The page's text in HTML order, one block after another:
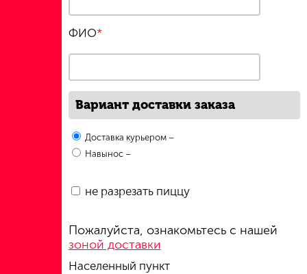
ФИО*
Вариант доставки заказа
Доставка курьером–
Навынос–
не разрезать пиццу
Пожалуйста, ознакомьтесь с нашей
зоной доставки
Населенный пункт